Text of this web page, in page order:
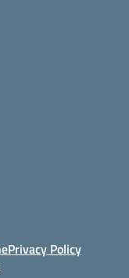
Privacy Policy